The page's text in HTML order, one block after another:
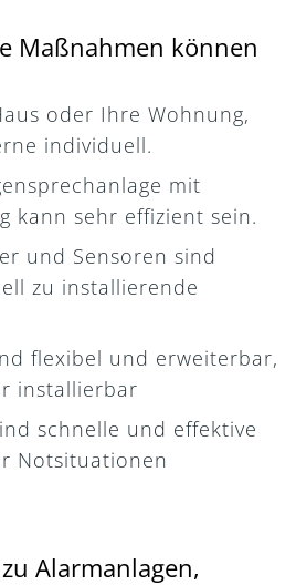
Maßnahmen können
oder Ihre Wohnung,
individuell.
mit
kann sehr effizient sein.
und Sensoren sind
zu installierende
flexibel und erweiterbar,
installierbar
schnelle und effektive
Notsituationen
Alarmanlagen,